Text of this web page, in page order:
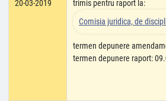
20-03-2019
trimis pentru raport la:
Comisia juridica, de
termen depunere
termen depunere raport: